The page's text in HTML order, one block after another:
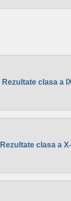
Rezultate clasa a
Rezultate clasa a